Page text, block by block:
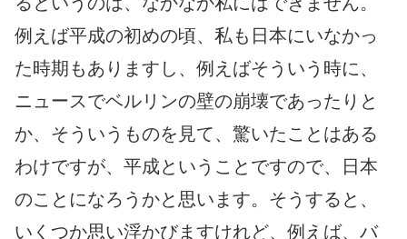
例えば平成の初めの頃、私も日本にいなかっ
た時期もありますし、例えばそういう時に、
ニュースでベルリンの壁の崩壊であったりと
か、そういうものを見て、驚いたことはある
わけですが、平成ということですので、日本
のことになろうかと思います。そうすると、
いくつか思い浮かびますけれど、例えば、バ